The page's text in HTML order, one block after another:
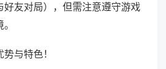
好友对局），但需注意遵守游戏
与特色！